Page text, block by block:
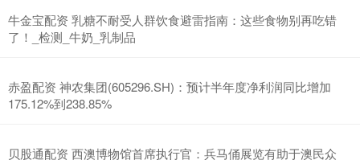
牛金宝配资 乳糖不耐受人群饮食避雷指南：这些食物别再吃错
了！_检测_牛奶_乳制品
赤盈配资 神农集团(605296.SH)：预计半年度净利润同比增加
175.12%到238.85%
贝股通配资 西澳博物馆首席执行官：兵马俑展览有助于澳民众